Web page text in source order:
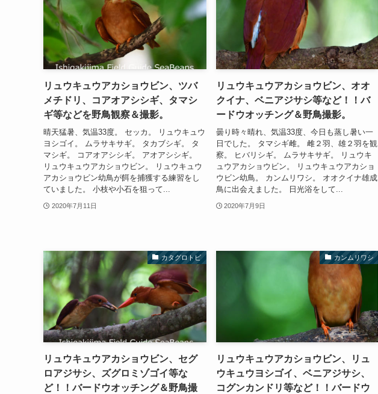
リュウキュウアカショウビン、ツバ
メチドリ、コアオアシシギ、タマシ
ギ等などを野鳥観察＆撮影。
晴天猛暑、気温33度。 セッカ。 リュウキュウ
ヨシゴイ。 ムラサキサギ。 タカブシギ。 タ
マシギ。 コアオアシシギ。 アオアシシギ。
リュウキュウアカショウビン。 リュウキュウ
アカショウビン幼鳥が餌を捕獲する練習をし
ていました。 小枝や小石を狙って...
2020年7月11日
リュウキュウアカショウビン、オオ
クイナ、ベニアジサシ等など！！バ
ードウオッチング＆野鳥撮影。
曇り時々晴れ、気温33度、今日も蒸し暑い一
日でした。 タマシギ雌。 雌２羽、雄２羽を観
察。 ヒバリシギ。 ムラサキサギ。 リュウキ
ュウアカショウビン。 リュウキュウアカショ
ウビン幼鳥。 カンムリワシ。 オオクイナ雄成
鳥に出会えました。 日光浴をして...
2020年7月9日
カタグロトビ
リュウキュウアカショウビン、セグ
ロアジサシ、ズグロミゾゴイ等な
ど！！バードウオッチング＆野鳥撮
カンムリワシ
リュウキュウアカショウビン、リュ
ウキュウヨシゴイ、ベニアジサシ、
コグンカンドリ等など！！バードウ